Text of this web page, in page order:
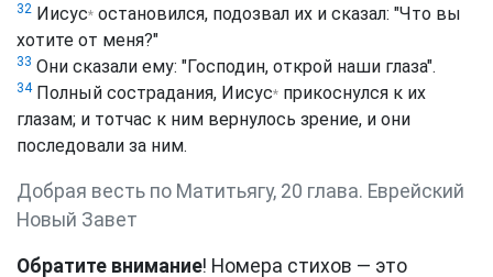
32 Иисус* остановился, подозвал их и сказал: "Что вы
хотите от меня?"
33 Они сказали ему: "Господин, открой наши глаза".
34Полный сострадания, Иисус* прикоснулся к их
глазам; и тотчас к ним вернулось зрение, и они
последовали за ним.
Добрая весть по Матитьягу, 20 глава. Еврейский
Новый Завет
Обратите внимание! Номера стихов — это